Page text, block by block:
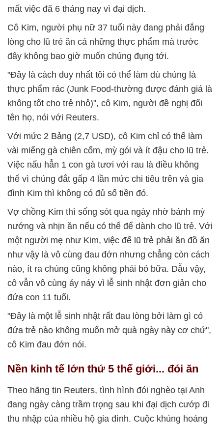
mất việc đã 6 tháng nay vì đại dịch.
Cô Kim, người phụ nữ 37 tuổi này đang phải đắng
lòng cho lũ trẻ ăn cả những thực phẩm mà trước
đây không bao giờ muốn chúng đụng tới.
"Đây là cách duy nhất tôi có thể làm dù chúng là
thực phẩm rác (Junk Food-thường được đánh giá là
không tốt cho trẻ nhỏ)", cô Kim, người đề nghị đổi
tên họ, nói với Reuters.
Với mức 2 Bảng (2,7 USD), cô Kim chỉ có thể làm
vài miếng gà chiên cốm, mỳ gói và ít đậu cho lũ trẻ.
Việc nấu hẳn 1 con gà tươi với rau là điều không
thể vì chúng đắt gấp 4 lần mức chi tiêu trên và gia
đình Kim thì không có đủ số tiền đó.
Vợ chồng Kim thì sống sót qua ngày nhờ bánh mỳ
nướng và nhịn ăn nếu có thể để dành cho lũ trẻ. Với
một người mẹ như Kim, việc để lũ trẻ phải ăn đồ ăn
như vậy là vô cùng đau đớn nhưng chẳng còn cách
nào, ít ra chúng cũng không phải bỏ bữa. Dẫu vậy,
cô vẫn vô cùng áy náy vì lễ sinh nhật đơn giản cho
đứa con 11 tuổi.
"Đây là một lễ sinh nhật rất đau lòng bởi làm gì có
đứa trẻ nào không muốn mở quà ngày này cơ chứ",
cô Kim đau đớn nói.
Nền kinh tế lớn thứ 5 thế giới... đói ăn
Theo hãng tin Reuters, tình hình đói nghèo tại Anh
đang ngày càng trầm trọng sau khi đại dịch cướp đi
thu nhập của nhiều hộ gia đình. Cuộc khủng hoảng